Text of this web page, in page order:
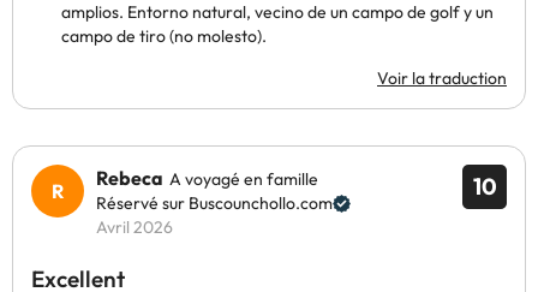
amplios. Entorno natural, vecino de un campo de golf y un
campo de tiro (no molesto).
Voir la traduction
10
Rebeca A voyagé en famille
Réservé sur Buscounchollo.com
Avril 2026
Excellent